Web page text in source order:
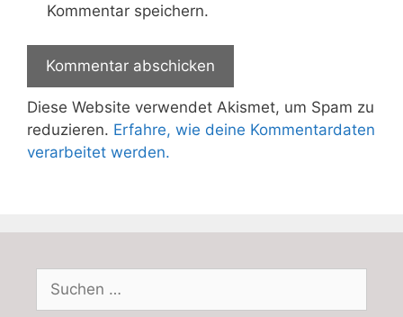
Kommentar speichern.
Diese Website verwendet Akismet, um Spam zu
reduzieren. Erfahre, wie deine Kommentardaten
verarbeitet werden.
nach: